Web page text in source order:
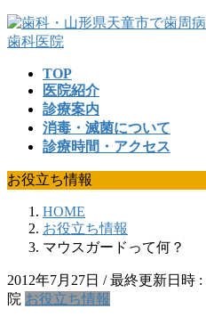
コ
ン
ッ
プ
ナ
ビ
移
動
TOP
医院紹介
診療案内
消毒・滅菌について
診療時間・アクセス
お役立ち情報
HOME
お役立ち情報
マウスガードって何？
2012年7月27日 / 最終更新日時 :
院 お役立ち情報